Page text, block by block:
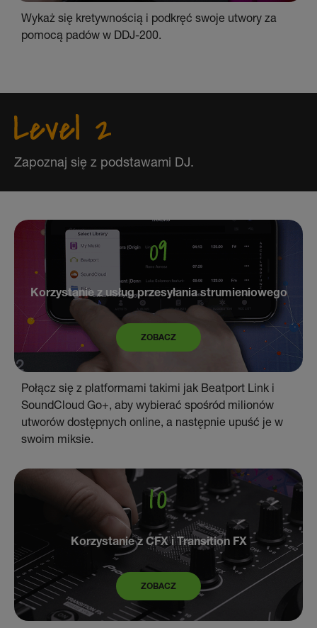
Wykaż się kretywnością i podkręć swoje utwory za
pomocą padów w DDJ-200.
Zapoznaj się z podstawami DJ.
Korzystanie z usług przesyłania strumieniowego
ZOBACZ
Połącz się z platformami takimi jak Beatport Link i
SoundCloud Go+, aby wybierać spośród milionów
utworów dostępnych online, a następnie upuść je w
swoim miksie.
Korzystanie z CFX i Transition FX
ZOBACZ